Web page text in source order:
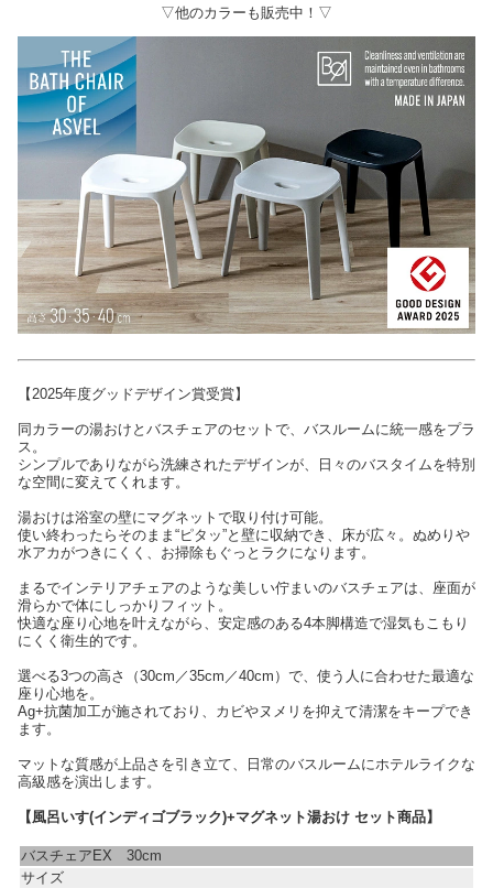
▽他のカラーも販売中！▽
【2025年度グッドデザイン賞受賞】
同カラーの湯おけとバスチェアのセットで、バスルームに統一感をプラ
ス。
シンプルでありながら洗練されたデザインが、日々のバスタイムを特別
な空間に変えてくれます。
湯おけは浴室の壁にマグネットで取り付け可能。
使い終わったらそのまま“ピタッ”と壁に収納でき、床が広々。ぬめりや
水アカがつきにくく、お掃除もぐっとラクになります。
まるでインテリアチェアのような美しい佇まいのバスチェアは、座面が
滑らかで体にしっかりフィット。
快適な座り心地を叶えながら、安定感のある4本脚構造で湿気もこもり
にくく衛生的です。
選べる3つの高さ（30cm／35cm／40cm）で、使う人に合わせた最適な
座り心地を。
Ag+抗菌加工が施されており、カビやヌメリを抑えて清潔をキープでき
ます。
マットな質感が上品さを引き立て、日常のバスルームにホテルライクな
高級感を演出します。
【風呂いす(インディゴブラック)+マグネット湯おけ セット商品】
バスチェアEX 30cm
サイズ